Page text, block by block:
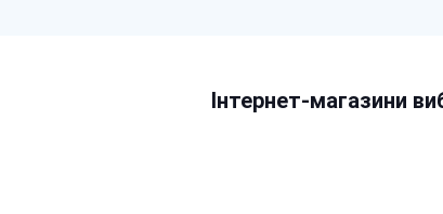
Інтернет-магазини